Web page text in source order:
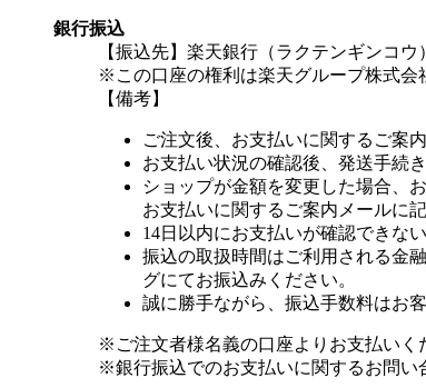
銀行振込
【振込先】楽天銀行（ラクテンギンコ
※この口座の権利は楽天グループ株式会
【備考】
ご注文後、お支払いに関するご案
お支払い状況の確認後、発送手続
ショップが金額を変更した場合、
お支払いに関するご案内メールに
14日以内にお支払いが確認できな
振込の取扱時間はご利用される金
グにてお振込みください。
誠に勝手ながら、振込手数料はお
※ご注文者様名義の口座よりお支払いく
※銀行振込でのお支払いに関するお問い